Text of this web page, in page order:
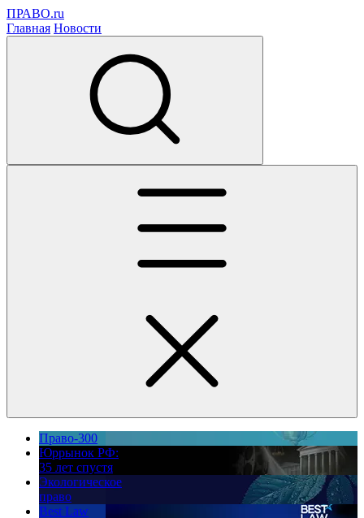
ПРАВО.ru
Главная Новости
Право-300
Юррынок РФ:
35 лет спустя
Экологическое
право
Best Law